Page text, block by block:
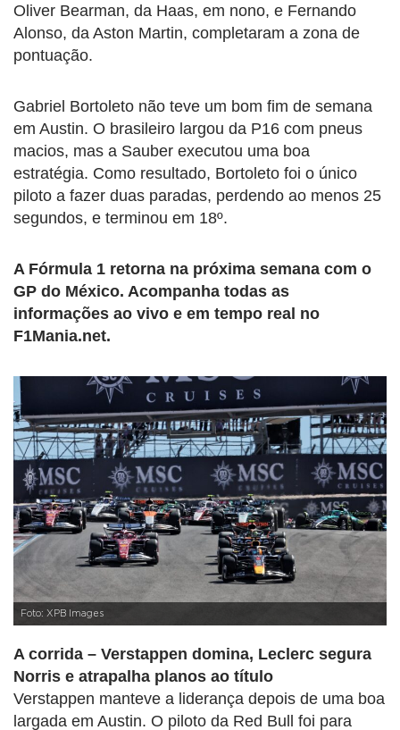
Oliver Bearman, da Haas, em nono, e Fernando
Alonso, da Aston Martin, completaram a zona de
pontuação.
Gabriel Bortoleto não teve um bom fim de semana
em Austin. O brasileiro largou da P16 com pneus
macios, mas a Sauber executou uma boa
estratégia. Como resultado, Bortoleto foi o único
piloto a fazer duas paradas, perdendo ao menos 25
segundos, e terminou em 18º.
A Fórmula 1 retorna na próxima semana com o
GP do México. Acompanha todas as
informações ao vivo e em tempo real no
F1Mania.net.
Foto: XPB Images
A corrida – Verstappen domina, Leclerc segura
Norris e atrapalha planos ao título
Verstappen manteve a liderança depois de uma boa
largada em Austin. O piloto da Red Bull foi para